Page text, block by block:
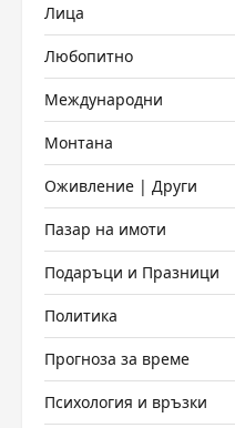
Лица
Любопитно
Международни
Монтана
Оживление | Други
Пазар на имоти
Подаръци и Празници
Политика
Прогноза за време
Психология и връзки